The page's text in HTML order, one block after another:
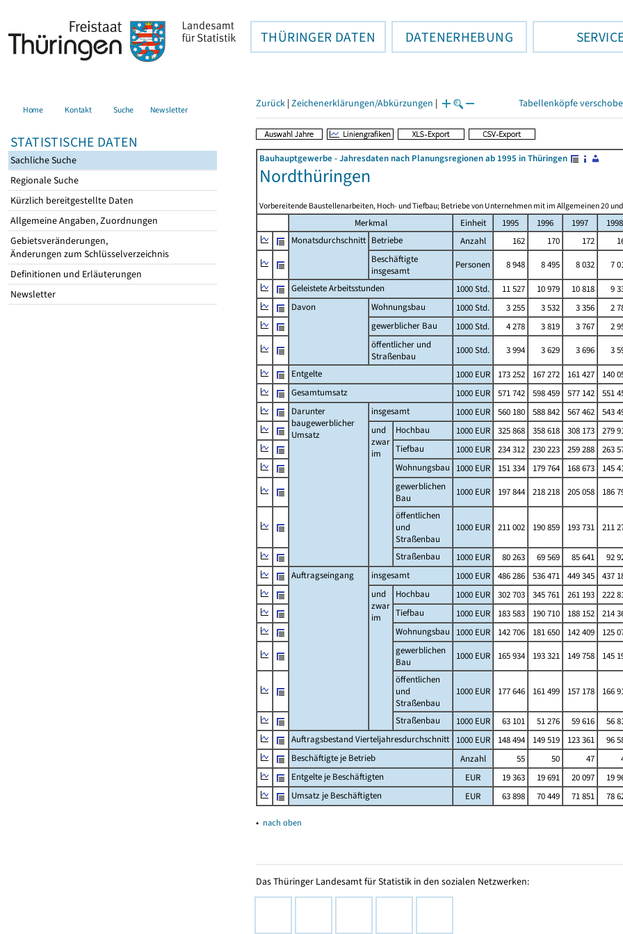
THÜRINGER DATEN DATENERHEBUNG
Home Kontakt Suche Newsletter
STATISTISCHE DATEN
Sachliche Suche
Regionale Suche
Kürzlich bereitgestellte Daten
Allgemeine Angaben, Zuordnungen
Gebietsveränderungen,
Änderungen zum Schlüsselverzeichnis
Definitionen und Erläuterungen
Newsletter
Zurück | Zeichenerklärungen/Abkürzungen | Tabellenköpfe
Bauhauptgewerbe - Jahresdaten nach Planungsregionen ab 1995 in Thüringen
Nordthüringen
Vorbereitende Baustellenarbeiten, Hoch- und Tiefbau; Betriebe von Unternehmen mit im Allgemeinen 20
Merkmal Einheit 1995 1996 1997 1998
Monatsdurchschnitt Betriebe Anzahl 162 170 172
Beschäftigte
insgesamt
Personen 8 948 8 495 8 032 7
Geleistete Arbeitsstunden
1000 Std. 11 527 10 979 10 818 9
Davon
Wohnungsbau 1000 Std. 3 255 3 532 3 356 2
gewerblicher Bau
1000 Std. 4 278 3 819 3 767 2
öffentlicher und
Straßenbau
1000 Std. 3 994 3 629 3 696 3
Entgelte
1000 EUR 173 252 167 272 161 427 140
Gesamtumsatz
1000 EUR 571 742 598 459 577 142 551
Darunter
baugewerblicher
Umsatz
insgesamt 1000 EUR 560 180 588 842 567 462 543
und
zwar
im
Hochbau 1000 EUR 325 868 358 618 308 173 279
Tiefbau
1000 EUR 234 312 230 223 259 288 263
Wohnungsbau
1000 EUR 151 334 179 764 168 673 145
gewerblichen
Bau
1000 EUR 197 844 218 218 205 058 186
öffentlichen
und
Straßenbau
1000 EUR 211 002 190 859 193 731 211
Straßenbau 1000 EUR 80 263 69 569 85 641 92
Auftragseingang
insgesamt 1000 EUR 486 286 536 471 449 345 437
und
zwar
im
Hochbau 1000 EUR 302 703 345 761 261 193 222
Tiefbau
1000 EUR 183 583 190 710 188 152 214
Wohnungsbau
1000 EUR 142 706 181 650 142 409 125
gewerblichen
Bau
1000 EUR 165 934 193 321 149 758 145
öffentlichen
und
Straßenbau
1000 EUR 177 646 161 499 157 178 166
Straßenbau 1000 EUR 63 101 51 276 59 616 56
Auftragsbestand Vierteljahresdurchschnitt
1000 EUR 148 494 149 519 123 361 96
Beschäftigte je Betrieb
Anzahl 55 50 47
Entgelte je Beschäftigten
EUR 19 363 19 691 20 097 19
Umsatz je Beschäftigten
EUR 63 898 70 449 71 851 78
▴ nach oben
Das Thüringer Landesamt für Statistik in den sozialen Netzwerken: